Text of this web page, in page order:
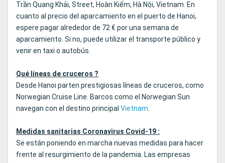
Trần Quang Khải, Street, Hoàn Kiếm, Hà Nội, Vietnam. En
cuanto al precio del aparcamiento en el puerto de Hanoi,
espere pagar alrededor de 72 € por una semana de
aparcamiento. Si no, puede utilizar el transporte público y
venir en taxi o autobús.
Qué líneas de cruceros ?
Desde Hanoi parten prestigiosas líneas de cruceros, como
Norwegian Cruise Line. Barcos como el Norwegian Sun
navegan con el destino principal Vietnam.
Medidas sanitarias Coronavirus Covid-19 :
Se están poniendo en marcha nuevas medidas para hacer
frente al resurgimiento de la pandemia. Las empresas